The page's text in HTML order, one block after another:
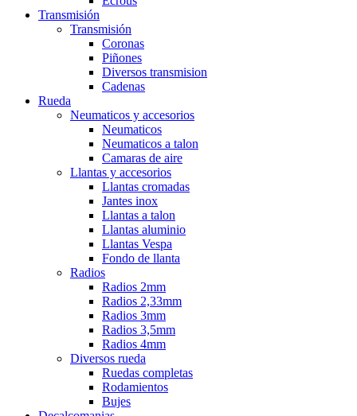
Transmisión
Transmisión
Coronas
Piñones
Diversos transmision
Cadenas
Rueda
Neumaticos y accesorios
Neumaticos
Neumaticos a talon
Camaras de aire
Llantas y accesorios
Llantas cromadas
Jantes inox
Llantas a talon
Llantas aluminio
Llantas Vespa
Fondo de llanta
Radios
Radios 2mm
Radios 2,33mm
Radios 3mm
Radios 3,5mm
Radios 4mm
Diversos rueda
Ruedas completas
Rodamientos
Bujes